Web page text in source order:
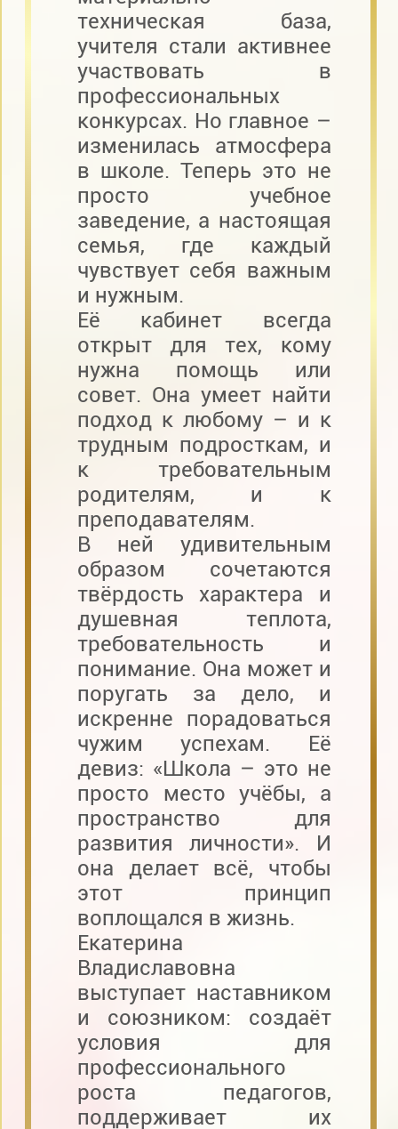
техническая база,
учителя стали активнее
участвовать в
профессиональных
конкурсах. Но главное –
изменилась атмосфера
в школе. Теперь это не
просто учебное
заведение, а настоящая
семья, где каждый
чувствует себя важным
и нужным.
Её кабинет всегда
открыт для тех, кому
нужна помощь или
совет. Она умеет найти
подход к любому – и к
трудным подросткам, и
к требовательным
родителям, и к
преподавателям.
В ней удивительным
образом сочетаются
твёрдость характера и
душевная теплота,
требовательность и
понимание. Она может и
поругать за дело, и
искренне порадоваться
чужим успехам. Её
девиз: «Школа – это не
просто место учёбы, а
пространство для
развития личности». И
она делает всё, чтобы
этот принцип
воплощался в жизнь.
Екатерина
Владиславовна
выступает наставником
и союзником: создаёт
условия для
профессионального
роста педагогов,
поддерживает их